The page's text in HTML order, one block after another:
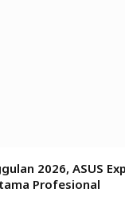
2026, ASUS
Profesional